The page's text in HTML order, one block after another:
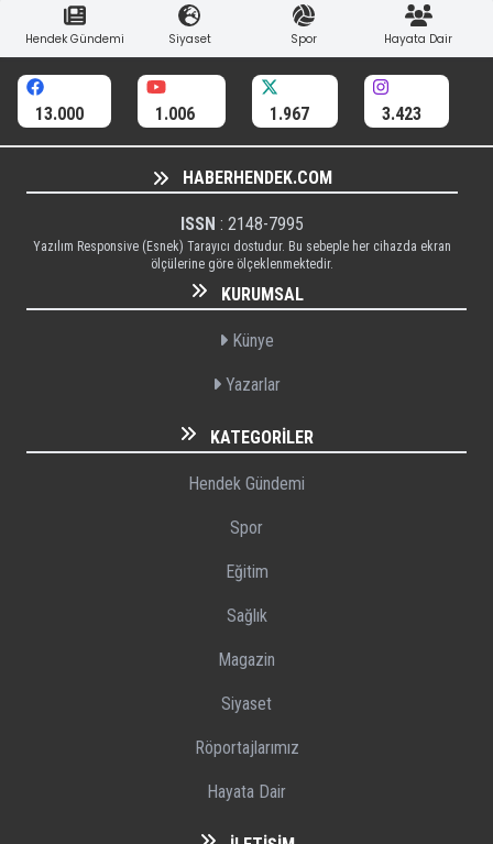
Hendek Gündemi Siyaset Spor Hayata Dair
13.000 1.006 1.967 3.423
HABERHENDEK.COM
ISSN : 2148-7995
Yazılım Responsive (Esnek) Tarayıcı dostudur. Bu sebeple her cihazda ekran
ölçülerine göre ölçeklenmektedir.
KURUMSAL
Künye
Yazarlar
KATEGORILER
Hendek Gündemi
Spor
Eğitim
Sağlık
Magazin
Siyaset
Röportajlarımız
Hayata Dair